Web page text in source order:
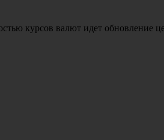
курсов валют идет обновление